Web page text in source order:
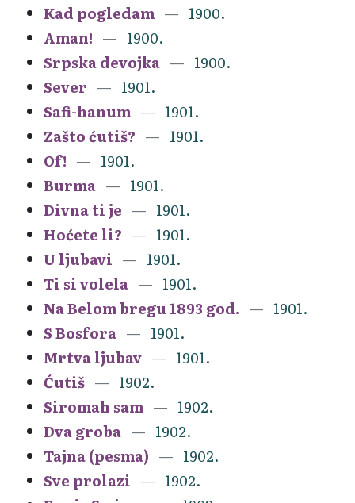
Kad pogledam
1900.
Aman!
1900.
Srpska devojka
1900.
Sever
1901.
Safi-hanum
1901.
Zašto ćutiš?
1901.
Of!
1901.
Burma
1901.
Divna ti je
1901.
Hoćete li?
1901.
U ljubavi
1901.
Ti si volela
1901.
Na Belom bregu 1893 god.
1901.
S Bosfora
1901.
Mrtva ljubav
1901.
Ćutiš
1902.
Siromah sam
1902.
Dva groba
1902.
Tajna (pesma)
1902.
Sve prolazi
1902.